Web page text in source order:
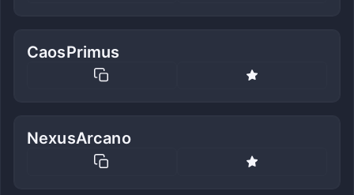
CaosPrimus
NexusArcano